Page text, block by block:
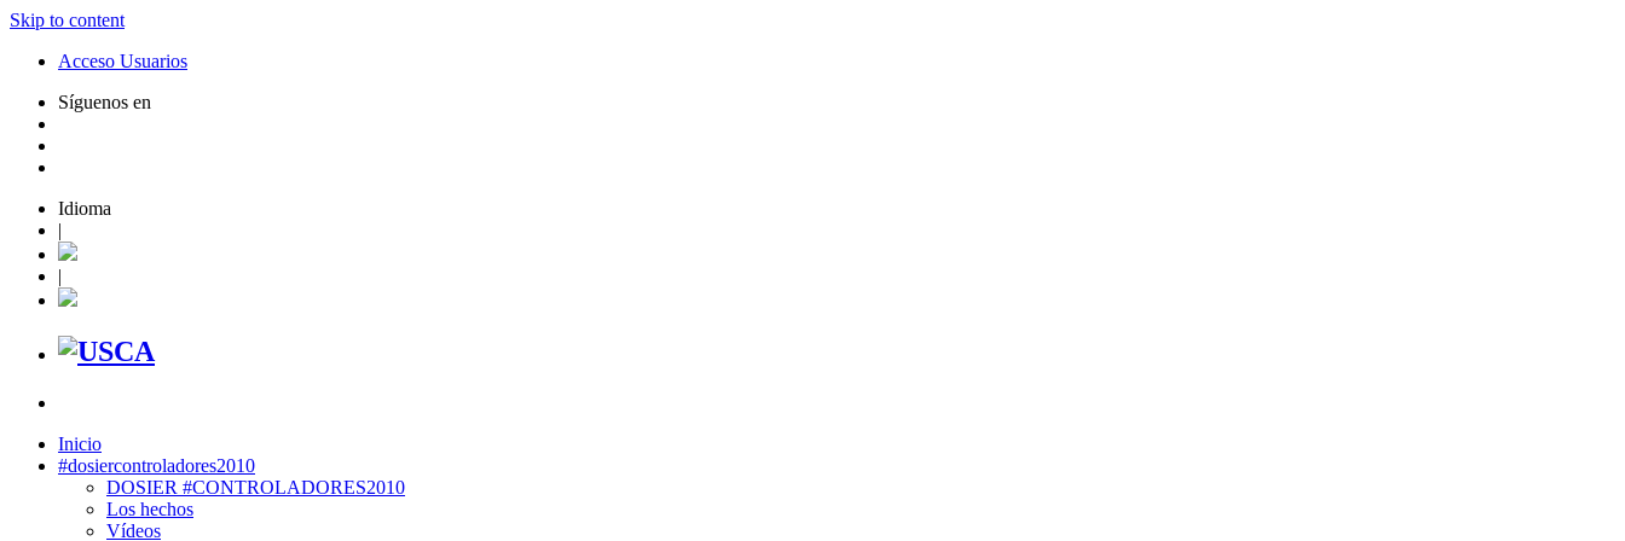
Skip to content
Acceso Usuarios
Síguenos en
Idioma
|
|
Inicio
#dosiercontroladores2010
DOSIER #CONTROLADORES2010
Los hechos
Vídeos